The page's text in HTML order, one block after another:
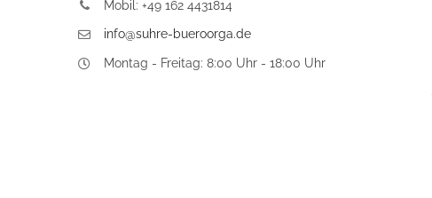
Mobil: +49 162 4431814
info@suhre-bueroorga.de
Montag - Freitag: 8:00 Uhr - 18:00 Uhr